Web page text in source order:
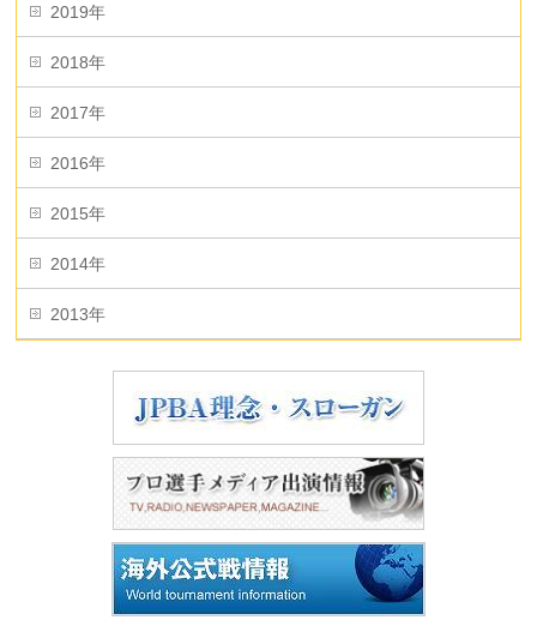
2019年
2018年
2017年
2016年
2015年
2014年
2013年